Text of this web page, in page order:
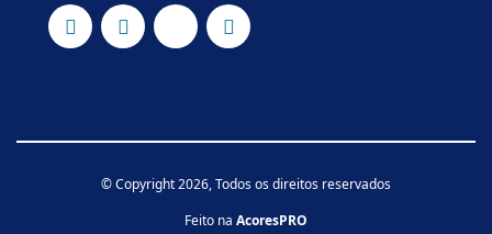
© Copyright 2026, Todos os direitos reservados
Feito na AcoresPRO